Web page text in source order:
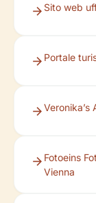
Sito web
Portale
Fotoeins
Vienna